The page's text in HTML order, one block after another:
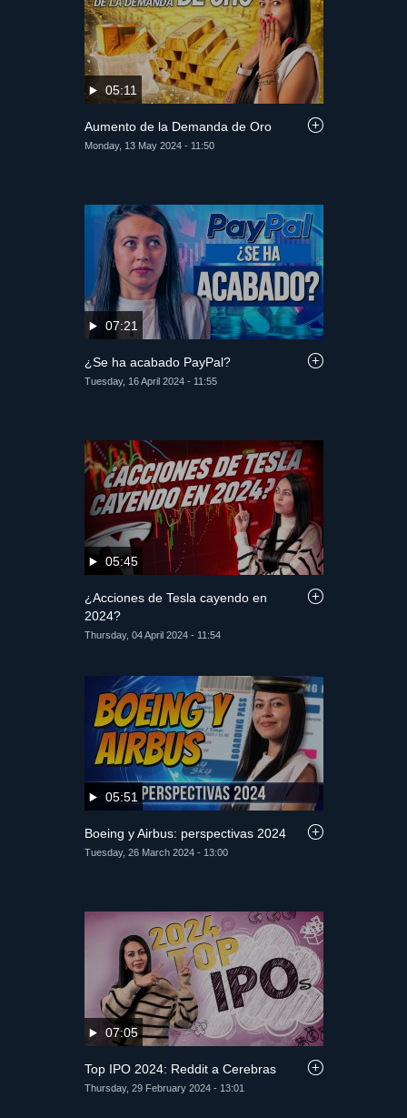
05:11
Aumento de la Demanda de Oro
Monday, 13 May 2024 - 11:50
07:21
¿Se ha acabado PayPal?
Tuesday, 16 April 2024 - 11:55
05:45
¿Acciones de Tesla cayendo en
2024?
Thursday, 04 April 2024 - 11:54
05:51
Boeing y Airbus: perspectivas 2024
Tuesday, 26 March 2024 - 13:00
07:05
Top IPO 2024: Reddit a Cerebras
Thursday, 29 February 2024 - 13:01